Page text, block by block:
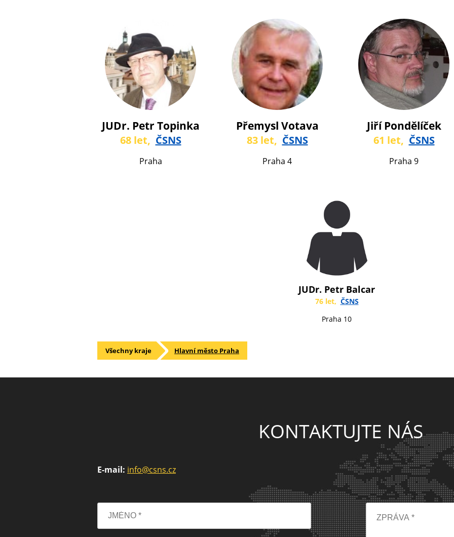
JUDr. Petr Topinka
68 let, ČSNS
Praha
Přemysl Votava
83 let, ČSNS
Praha 4
Jiří Pondělíček
61 let, ČSNS
Praha 9
JUDr. Petr Balcar
76 let, ČSNS
Praha 10
Všechny kraje Hlavní město Praha
KONTAKTUJTE NÁS
E-mail: info@csns.cz